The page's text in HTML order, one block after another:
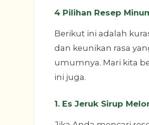
4 Pilihan Resep
Berikut ini adalah
dan keunikan rasa
umumnya. Mari kita
ini juga.
1. Es Jeruk Sirup